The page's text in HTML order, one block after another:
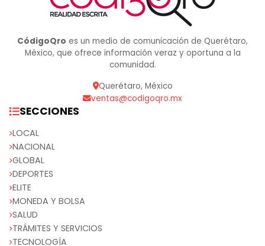
CódigoQro es un medio de comunicación de Querétaro,
México, que ofrece información veraz y oportuna a la
comunidad.
Querétaro, México
ventas@codigoqro.mx
SECCIONES
LOCAL
NACIONAL
GLOBAL
DEPORTES
ELITE
MONEDA Y BOLSA
SALUD
TRÁMITES Y SERVICIOS
TECNOLOGÍA